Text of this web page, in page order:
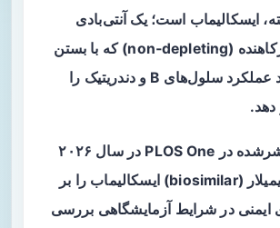
ایسکالیماب است؛ یک آنتی‌بادی
مونوکلونال غیرکاهنده (non‑depleting) که با بستن
CD40 می‌تواند عملکرد سلول‌های B و دندریتیک را
دهد.
مطالعه‌ای منتشرشده در PLOS One در سال ۲۰۲۶
اثرات یک بیوسیمیلار (biosimilar) ایسکالیماب را بر
ایمنی در شرایط آزمایشگاهی بررسی